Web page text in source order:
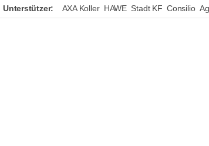
Unterstützer: AXA Koller HAWE Stadt KF Consilio